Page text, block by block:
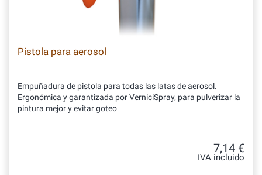
Pistola para aerosol
Empuñadura de pistola para todas las latas de aerosol.
Ergonómica y garantizada por VerniciSpray, para pulverizar la
pintura mejor y evitar goteo
7,14 €
IVA incluido